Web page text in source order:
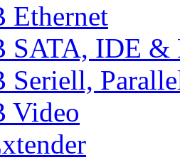
Ethernet
SATA, IDE &
Seriell,
Video